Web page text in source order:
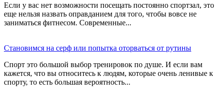
Если у вас нет возможности посещать постоянно спортзал, это
еще нельзя назвать оправданием для того, чтобы вовсе не
заниматься фитнесом. Современные...
Становимся на серф или попытка оторваться от рутины
Спорт это большой выбор тренировок по душе. И если вам
кажется, что вы относитесь к людям, которые очень ленивые к
спорту, то есть большая вероятность...